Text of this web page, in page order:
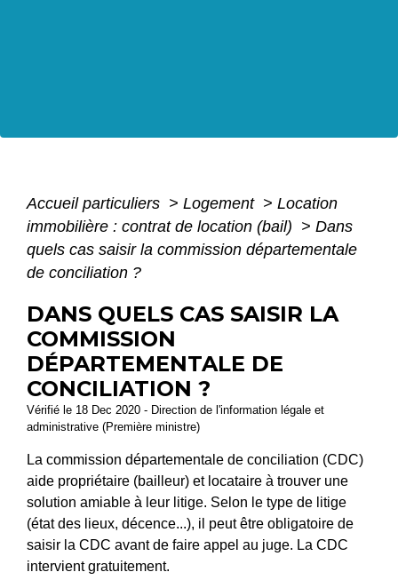
Accueil particuliers > Logement > Location
immobilière : contrat de location (bail) > Dans
quels cas saisir la commission départementale
de conciliation ?
DANS QUELS CAS SAISIR LA
COMMISSION
DÉPARTEMENTALE DE
CONCILIATION ?
Vérifié le 18 Dec 2020 - Direction de l'information légale et
administrative (Première ministre)
La commission départementale de conciliation (CDC)
aide propriétaire (bailleur) et locataire à trouver une
solution amiable à leur litige. Selon le type de litige
(état des lieux, décence...), il peut être obligatoire de
saisir la CDC avant de faire appel au juge. La CDC
intervient gratuitement.